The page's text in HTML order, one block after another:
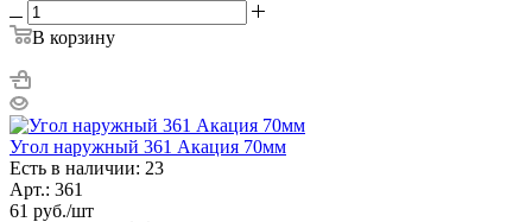
В корзину
Угол наружный 361 Акация 70мм
Есть в наличии: 23
Арт.: 361
61 руб./шт